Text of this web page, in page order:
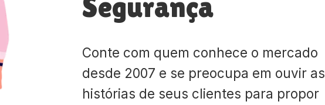
Segurança
Conte com quem conhece o mercado
desde 2007 e se preocupa em ouvir as
histórias de seus clientes para propor